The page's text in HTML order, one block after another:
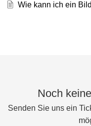
Wie kann ich ein
Noch
Senden Sie uns ein